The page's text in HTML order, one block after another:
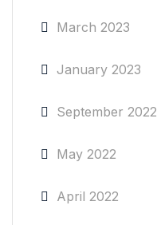
March 2023
January 2023
September 2022
May 2022
April 2022